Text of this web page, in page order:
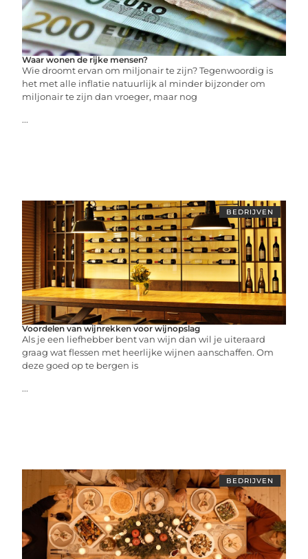
Waar wonen de rijke mensen?
Wie droomt ervan om miljonair te zijn? Tegenwoordig is
het met alle inflatie natuurlijk al minder bijzonder om
miljonair te zijn dan vroeger, maar nog
...
BEDRIJVEN
Voordelen van wijnrekken voor wijnopslag
Als je een liefhebber bent van wijn dan wil je uiteraard
graag wat flessen met heerlijke wijnen aanschaffen. Om
deze goed op te bergen is
...
BEDRIJVEN